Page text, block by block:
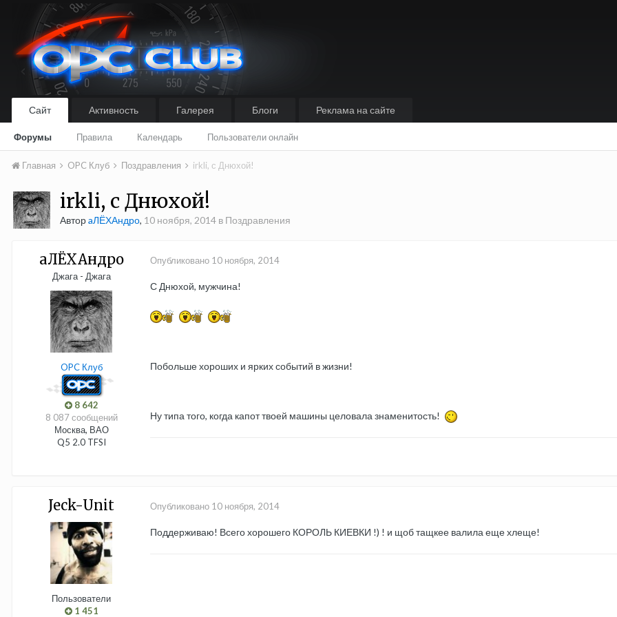
Сайт
Форумы Правила Календарь Пользователи онлайн
Активность Галерея Блоги Реклама на сайте
Главная OPC Клуб Поздравления irkli, с Днюхой!
irkli, с Днюхой!
АвторaЛЁХАндро, 10 ноября, 2014 в Поздравления
aЛЁХАндро
Джага - Джага
OPC Клуб
8 642
8 087 сообщений
Москва, ВАО
Q5 2.0 TFSI
Опубликовано 10 ноября, 2014
С Днюхой, мужчина!
Побольше хороших и ярких событий в жизни!
Ну типа того, когда капот твоей машины целовала знаменитость!
Jeck-Unit
Пользователи
1 451
Опубликовано 10 ноября, 2014
Поддерживаю! Всего хорошего КОРОЛЬ КИЕВКИ !) ! и щоб тащкее валила еще хлеще!